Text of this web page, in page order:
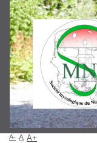
A- A A+